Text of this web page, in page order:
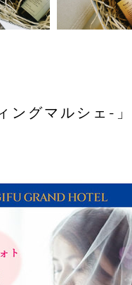
グマルシェ-」